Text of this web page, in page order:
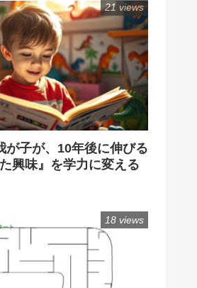
が子が、10年後に伸びる
興味』を学力に変える
21 views
18 views